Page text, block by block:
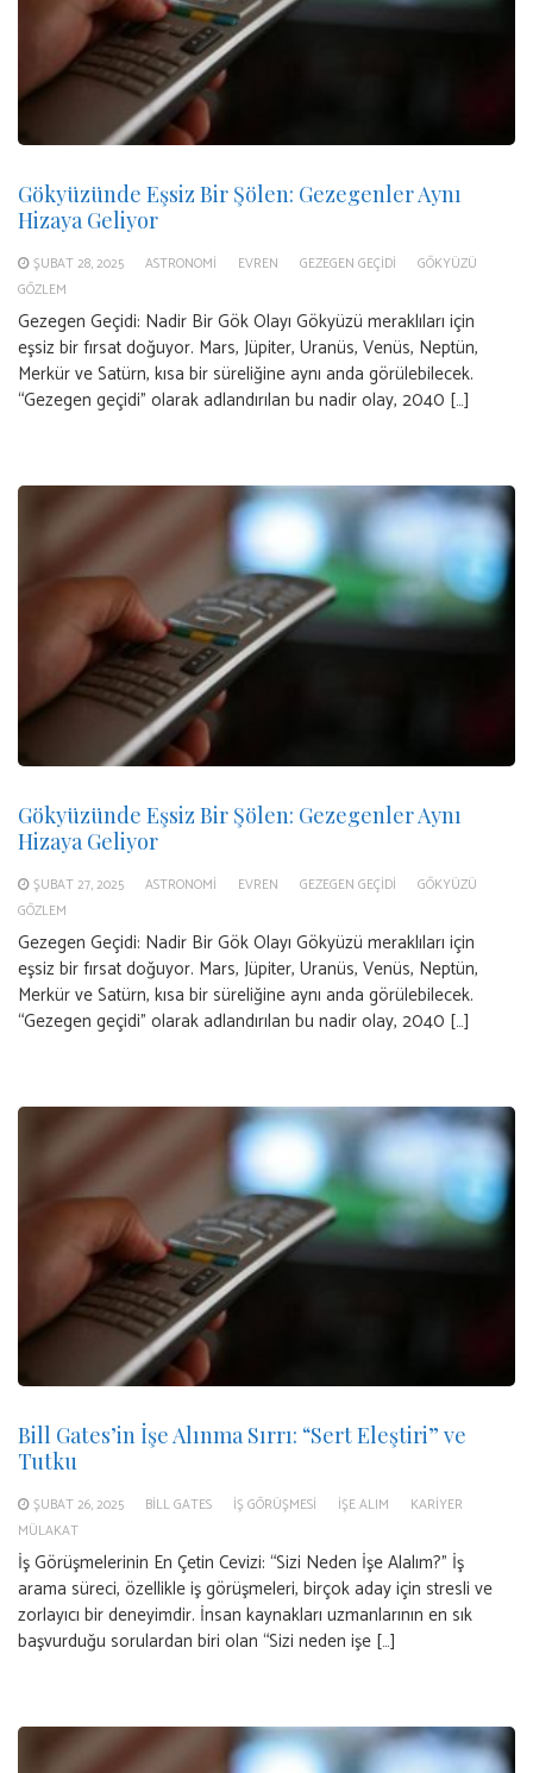
Gökyüzünde Eşsiz Bir Şölen: Gezegenler Aynı
Hizaya Geliyor
ŞUBAT 28, 2025 ASTRONOMI EVREN GEZEGEN GEÇIDI
GÖKYÜZÜ
GÖZLEM
Gezegen Geçidi: Nadir Bir Gök Olayı Gökyüzü meraklıları için
eşsiz bir fırsat doğuyor. Mars, Jüpiter, Uranüs, Venüs, Neptün,
Merkür ve Satürn, kısa bir süreliğine aynı anda görülebilecek.
“Gezegen geçidi” olarak adlandırılan bu nadir olay, 2040 […]
Gökyüzünde Eşsiz Bir Şölen: Gezegenler Aynı
Hizaya Geliyor
ŞUBAT 27, 2025 ASTRONOMI EVREN GEZEGEN GEÇIDI
GÖKYÜZÜ
GÖZLEM
Gezegen Geçidi: Nadir Bir Gök Olayı Gökyüzü meraklıları için
eşsiz bir fırsat doğuyor. Mars, Jüpiter, Uranüs, Venüs, Neptün,
Merkür ve Satürn, kısa bir süreliğine aynı anda görülebilecek.
“Gezegen geçidi” olarak adlandırılan bu nadir olay, 2040 […]
Bill Gates’in İşe Alınma Sırrı: “Sert Eleştiri” ve
Tutku
ŞUBAT 26, 2025 BILL GATES IŞ GÖRÜŞMESI IŞE ALIM
KARIYER
MÜLAKAT
İş Görüşmelerinin En Çetin Cevizi: “Sizi Neden İşe Alalım?” İş
arama süreci, özellikle iş görüşmeleri, birçok aday için stresli ve
zorlayıcı bir deneyimdir. İnsan kaynakları uzmanlarının en sık
başvurduğu sorulardan biri olan “Sizi neden işe […]